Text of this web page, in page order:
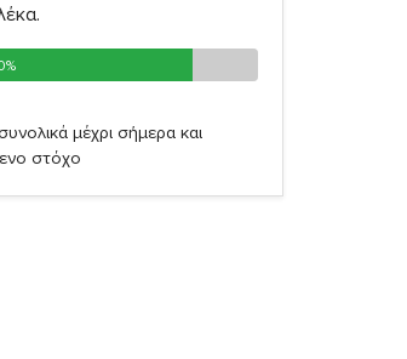
μέχρι σήμερα και
στόχο